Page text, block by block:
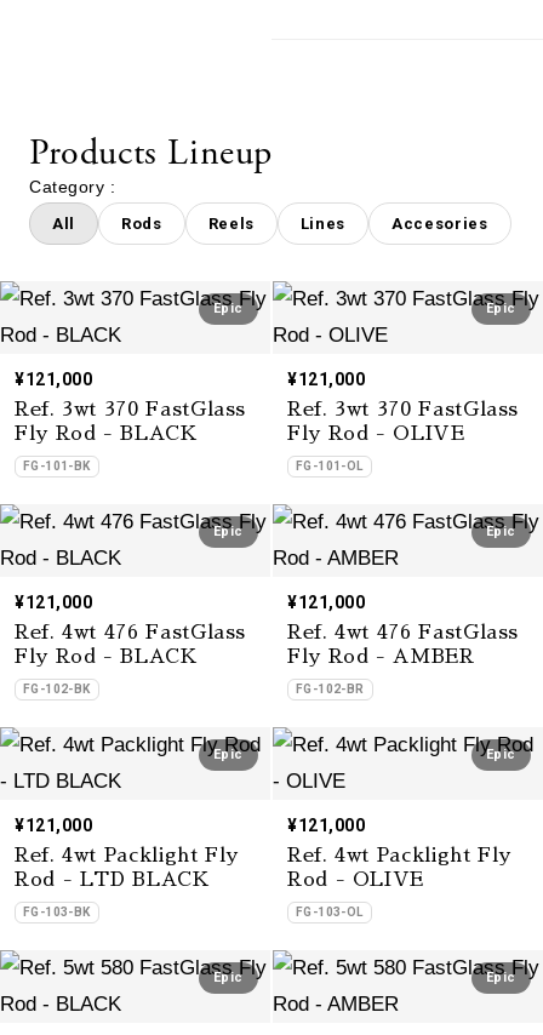
Products Lineup
Category :
All Rods Reels Lines Accesories
Epic
¥121,000
Ref. 3wt 370 FastGlass
Fly Rod - BLACK
FG-101-BK
Epic
¥121,000
Ref. 3wt 370 FastGlass
Fly Rod - OLIVE
FG-101-OL
Epic
¥121,000
Ref. 4wt 476 FastGlass
Fly Rod - BLACK
FG-102-BK
Epic
¥121,000
Ref. 4wt 476 FastGlass
Fly Rod - AMBER
FG-102-BR
Epic
¥121,000
Ref. 4wt Packlight Fly
Rod - LTD BLACK
FG-103-BK
Epic
¥121,000
Ref. 4wt Packlight Fly
Rod - OLIVE
FG-103-OL
Epic Epic